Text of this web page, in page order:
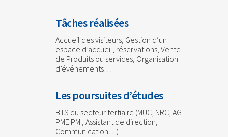
Tâches réalisées
Accueil des visiteurs, Gestion d’un
espace d’accueil, réservations, Vente
de Produits ou services, Organisation
d’événements…
Les poursuites d’études
BTS du secteur tertiaire (MUC, NRC, AG
PME PMI, Assistant de direction,
Communication…)